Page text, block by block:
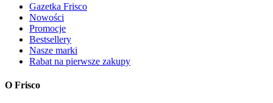
Gazetka Frisco
Nowości
Promocje
Bestsellery
Nasze marki
Rabat na pierwsze zakupy
O Frisco